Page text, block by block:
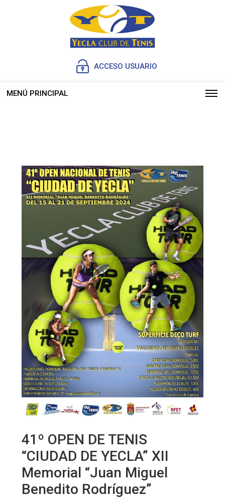
ACCESO USUARIO
MENÚ PRINCIPAL
41º OPEN DE TENIS
“CIUDAD DE YECLA” XII
Memorial “Juan Miguel
Benedito Rodríguez”